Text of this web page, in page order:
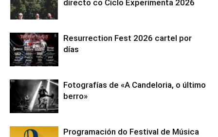
directo co Ciclo Experimenta 2026
Resurrection Fest 2026 cartel por
días
Fotografías de «A Candeloria, o último
berro»
Programación do Festival de Música